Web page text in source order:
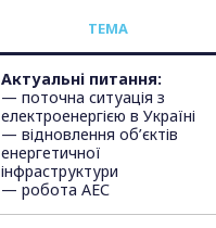
ТЕМА
Актуальні питання:
— поточна ситуація з
електроенергією в Україні
— відновлення об’єктів
енергетичної
інфраструктури
— робота АЕС